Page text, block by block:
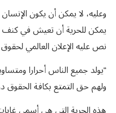
وعليه، لا يمكن أن يكون الإنسان
يمكن للحرية أن تعيش في كنف
نص عليه الإعلان العالمي
“يولد جميع الناس أحرارا
ولهم حق التمتع بكافة الحقوق